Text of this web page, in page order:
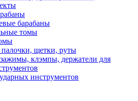
барабаны
томы
щетки, руты
клэмпы, держатели для
инструментов